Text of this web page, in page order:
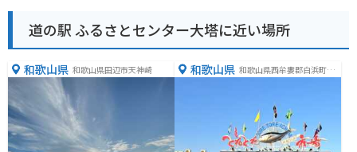
道の駅 ふるさとセンター大塔に近い場所
和歌山県 和歌山県田辺市天神崎 和歌山県 和歌山県西牟婁郡白浜町堅